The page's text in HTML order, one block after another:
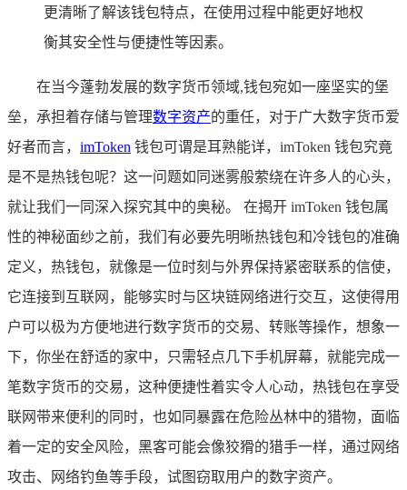
更清晰了解该钱包特点，在使用过程中能更好地权
衡其安全性与便捷性等因素。
在当今蓬勃发展的数字货币领域,钱包宛如一座坚实的堡
垒，承担着存储与管理数字资产的重任，对于广大数字货币爱
好者而言， imToken 钱包可谓是耳熟能详，imToken 钱包究竟
是不是热钱包呢？这一问题如同迷雾般萦绕在许多人的心头，
就让我们一同深入探究其中的奥秘。 在揭开 imToken 钱包属
性的神秘面纱之前，我们有必要先明晰热钱包和冷钱包的准确
定义，热钱包，就像是一位时刻与外界保持紧密联系的信使，
它连接到互联网，能够实时与区块链网络进行交互，这使得用
户可以极为方便地进行数字货币的交易、转账等操作，想象一
下，你坐在舒适的家中，只需轻点几下手机屏幕，就能完成一
笔数字货币的交易，这种便捷性着实令人心动，热钱包在享受
联网带来便利的同时，也如同暴露在危险丛林中的猎物，面临
着一定的安全风险，黑客可能会像狡猾的猎手一样，通过网络
攻击、网络钓鱼等手段，试图窃取用户的数字资产。